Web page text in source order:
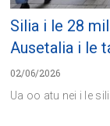
Silia i le 28
Ausetalia i le
02/06/2026
Ua oo atu nei i le